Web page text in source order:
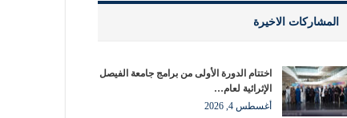
المشاركات الاخيرة
اختتام الدورة الأولى من برامج جامعة الفيصل
الإثرائية لعام…
أغسطس 4, 2026